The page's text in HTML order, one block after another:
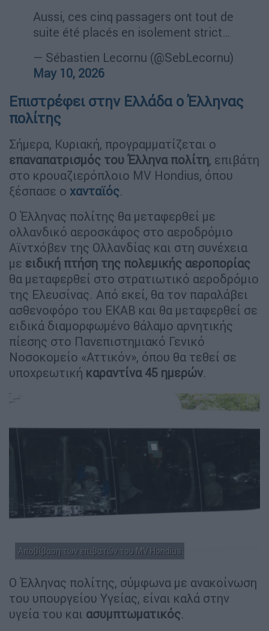
Aussi, ces cinq passagers ont tout de
suite été placés en isolement strict…
— Sébastien Lecornu (@SebLecornu)
May 10, 2026
Επιστρέφει στην Ελλάδα ο Έλληνας
πολίτης
Σήμερα, Κυριακή, προγραμματίζεται ο
επαναπατρισμός του Έλληνα πολίτη, επιβάτη
στο κρουαζιερόπλοιο MV Hondius, όπου
ξέσπασε ο χανταϊός.
Ο Έλληνας πολίτης θα μεταφερθεί με
ολλανδικό αεροσκάφος στο αεροδρόμιο
Αϊντχόβεν της Ολλανδίας και στη συνέχεια
με ειδική πτήση της πολεμικής αεροπορίας
θα μεταφερθεί στο στρατιωτικό αεροδρόμιο
της Ελευσίνας. Από εκεί, θα τον παραλάβει
ασθενοφόρο του ΕΚΑΒ και θα μεταφερθεί σε
ειδικά διαμορφωμένο θάλαμο αρνητικής
πίεσης στο Πανεπιστημιακό Γενικό
Νοσοκομείο «Αττικόν», όπου θα τεθεί σε
υποχρεωτική καραντίνα 45 ημερών.
Αποβίβαση των επιβατών του MV Hondius
Ο Έλληνας πολίτης, σύμφωνα με ανακοίνωση
του υπουργείου Υγείας, είναι καλά στην
υγεία του και ασυμπτωματικός.